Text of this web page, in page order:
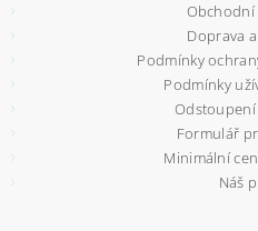
Doprava
Podmínky
Podmínky
Formulář
Minimální
Náš